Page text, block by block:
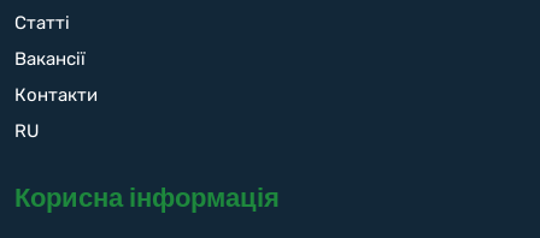
Статті
Вакансії
Контакти
RU
Корисна інформація